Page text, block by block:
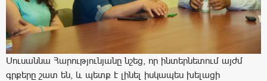
Սուսաննա Հարությունյանը նշեց, որ ինտերնետում այժմ
գրքերը շատ են, և պետք է լինել իսկապես խելացի